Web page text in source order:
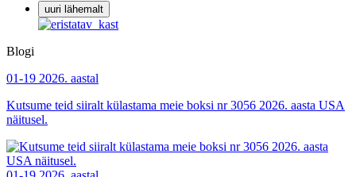
uuri lähemalt
Blogi
01-19 2026. aastal
Kutsume teid siiralt külastama meie boksi nr 3056 2026. aasta USA
näitusel.